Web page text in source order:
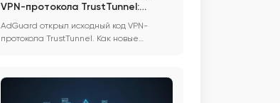
VPN-протокола TrustTunnel:
новые возможности для
разработки мобильных
AdGuard открыл исходный код VPN-
протокола TrustTunnel. Как новые